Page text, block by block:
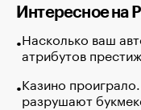
Интересное на
Насколько ваш
атрибутов
Казино
разрушают